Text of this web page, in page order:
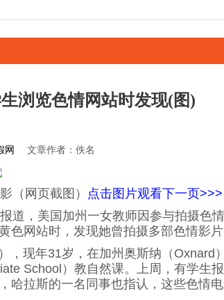
浏览色情网站时发现(图)
网 文章作者：佚名
（网页截图）
点击图片观看下一页>>>
，美国加州一女教师因参与拍摄色
网站时，发现她曾拍摄多部色情影片
现年31岁，在加州奥斯纳（Oxnard
School）教自然课。上周，有学生
哈拉斯的一名同事也指认，这些色情